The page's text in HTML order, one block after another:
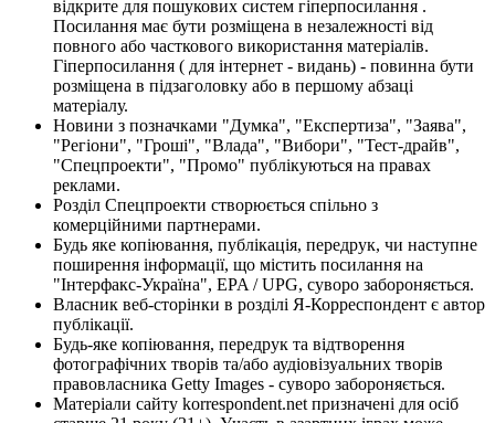
відкрите для пошукових систем гіперпосилання .
Посилання має бути розміщена в незалежності від
повного або часткового використання матеріалів.
Гіперпосилання ( для інтернет - видань) - повинна бути
розміщена в підзаголовку або в першому абзаці
матеріалу.
Новини з позначками "Думка", "Експертиза", "Заява",
"Регіони", "Гроші", "Влада", "Вибори", "Тест-драйв",
"Спецпроекти", "Промо" публікуються на правах
реклами.
Розділ Спецпроекти створюється спільно з
комерційними партнерами.
Будь яке копіювання, публікація, передрук, чи наступне
поширення інформації, що містить посилання на
"Інтерфакс-Україна", EPA / UPG, суворо забороняється.
Власник веб-сторінки в розділі Я-Корреспондент є автор
публікації.
Будь-яке копіювання, передрук та відтворення
фотографічних творів та/або аудіовізуальних творів
правовласника Getty Images - суворо забороняється.
Матеріали сайту korrespondent.net призначені для осіб